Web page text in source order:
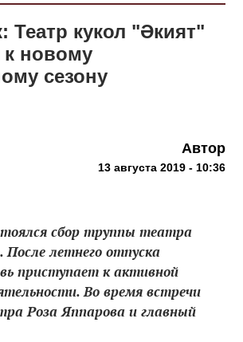
Театр кукол "Әкият"
к новому
сезону
Автор
13 августа 2019 - 10:36
сбор труппы театра
После летнего отпуска
приступает к активной
Во время встречи
Роза Яппарова и главный